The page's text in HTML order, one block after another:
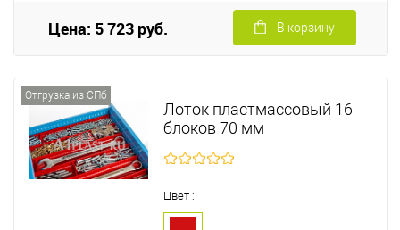
Цена: 5 723 руб. В корзину
Отгрузка из СПб
Лоток пластмассовый 16
блоков 70 мм
Цвет :